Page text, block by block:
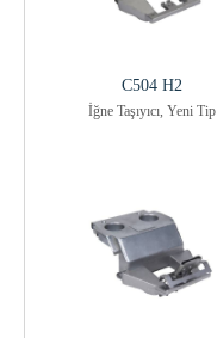
C504 H2
İğne Taşıyıcı, Yeni Tip